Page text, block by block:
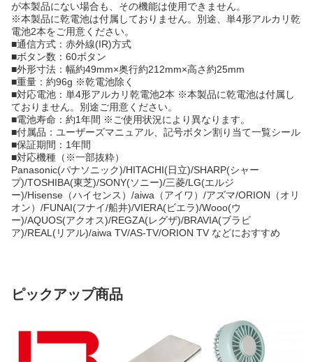
が本製品にない場合も、その機能は使用できません。
※本製品に乾電池は付属しておりません。別途、単4形アルカリ乾
電池2本をご用意ください。
■通信方式：赤外線(IR)方式
■ボタン数：60ボタン
■外形寸法：幅約49mm×奥行約212mm×高さ約25mm
■重量：約96g ※乾電池除く
■対応電池：単4形アルカリ乾電池2本 ※本製品に乾電池は付属し
ておりません。別途ご用意ください。
■電池寿命：約1年間 ※ご使用状況により異なります。
■付属品：ユーザーズマニュアル、記号ボタン割り当て一覧シール
■保証期間：1年間
■対応機種（※一部抜粋）
Panasonic(パナソニック)/HITACHI(日立)/SHARP(シャー
プ)/TOSHIBA(東芝)/SONY(ソニー)/三菱/LG(エルジ
ー)/Hisense（ハイセンス）/aiwa（アイワ）/アズマ/ORION（オリ
オン）/FUNAI(フナイ/船井)/VIERA(ビエラ)/Wooo(ウ
ー)/AQUOS(アクオス)/REGZA(レグザ)/BRAVIA(ブラビ
ア)/REAL(リアル)/aiwa TV/AS-TV/ORION TV などにおすすめ
ピックアップ商品